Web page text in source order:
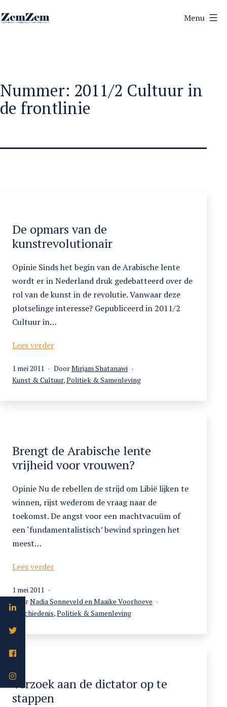
naar
Menu
Nummer: 2011/2 Cultuur in
de frontlinie
De opmars van de
kunstrevolutionair
Opinie Sinds het begin van de Arabische lente
wordt er in Nederland druk gedebatteerd over de
rol van de kunst in de revolutie. Vanwaar deze
plotselinge interesse? Gepubliceerd in 2011/2
Cultuur in…
Lees verderDe
van
de
Gepubliceerd
op
1 mei 2011 DoorMirjam Shatanawi
Gecategoriseerd
Kunst & Cultuur,Politiek & Samenleving
Brengt de Arabische lente
vrijheid voor vrouwen?
Opinie Nu de rebellen de strijd om Libië lijken te
winnen, rijst wederom de vraag naar de
toekomst. De angst voor een machtvacuüm of
een ‘fundamentalistisch’ bewind springen het
meest…
Lees verderBrengt
lente
vrijheid
Gepubliceerd
1 mei 2011
DoorNadia Sonneveld en Maaike Voorhoeve
Gecategoriseerd
Geschiedenis,Politiek & Samenleving
Verzoek aan de dictator op te
stappen